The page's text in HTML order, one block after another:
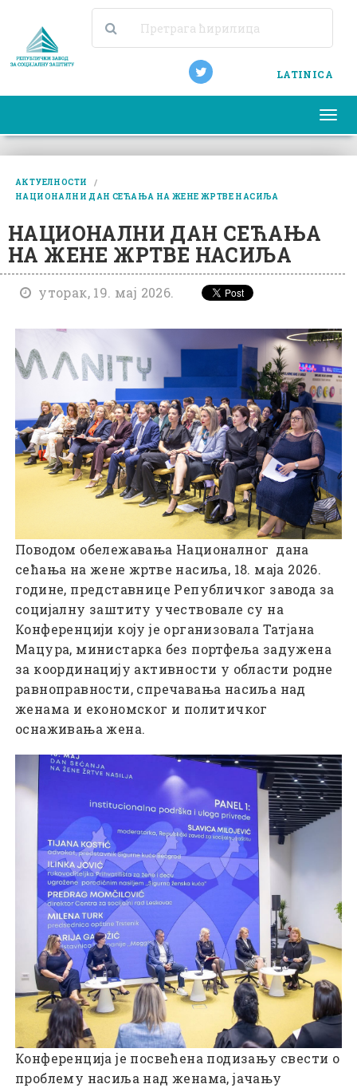
LATINICA
АКТУЕЛНОСТИ
НАЦИОНАЛНИ ДАН СЕЋАЊА НА ЖЕНЕ ЖРТВЕ НАСИЉА
НАЦИОНАЛНИ ДАН СЕЋАЊА
НА ЖЕНЕ ЖРТВЕ НАСИЉА
уторак, 19. мај 2026.
Поводом обележавања Националног дана
сећања на жене жртве насиља, 18. маја 2026.
године, представнице Републичког завода за
социјалну заштиту учествовале су на
Конференцији коју је организовала Татјана
Мацура, министарка без портфеља задужена
за координацију активности у области родне
равноправности, спречавања насиља над
женама и економског и политичког
оснаживања жена.
Конференција је посвећена подизању свести о
проблему насиља над женама, јачању